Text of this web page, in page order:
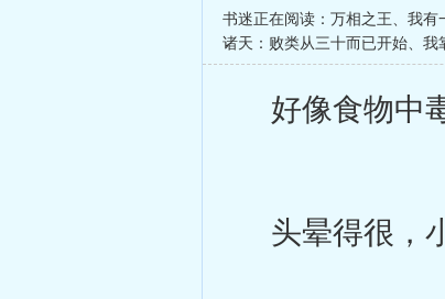
书迷正在阅读： 万相之王、 我有
诸天：败类从三十而已开始、 我
好像食物中
头晕得很，